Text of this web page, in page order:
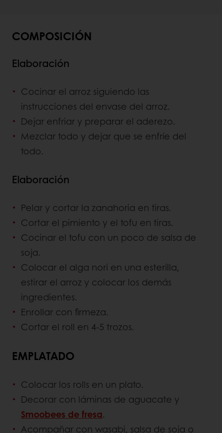
COMPOSICIÓN
Elaboración
Cocinar el arroz siguiendo las
instrucciones del envase del arroz.
Dejar enfriar y preparar el aderezo.
Mezclar todo y dejar que se enfríe del
todo.
Elaboración
Pelar y cortar la zanahoria en tiras.
Cortar el pimiento y el tofu en tiras.
Cocinar el tofu con un poco de salsa de
soja.
Colocar el alga nori en una esterilla,
estirar el arroz y colocar los demás
ingredientes.
Enrollar con firmeza.
Cortar el roll en 4-5 trozos.
EMPLATADO
Colocar los rolls en un plato.
Decorar con láminas de aguacate y
Smoobees de fresa.
Acompañar con wasabi, salsa de soja o